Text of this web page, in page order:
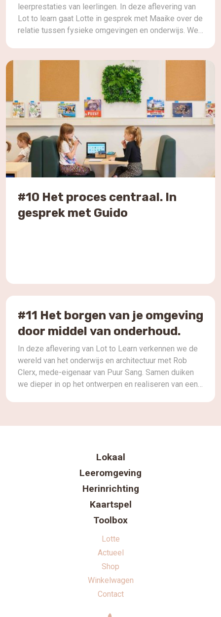
leerprestaties van leerlingen. In deze aflevering van
Lot to learn gaat Lotte in gesprek met Maaike over de
relatie tussen fysieke omgevingen en onderwijs. We
aanzienlijke impact kan hebben op het welzijn en de
#10 Het proces centraal. In
gesprek met Guido
#11 Het borgen van je omgeving
door middel van onderhoud.
In deze aflevering van Lot to Learn verkennen we de
wereld van het onderwijs en architectuur met Rob
Clerx, mede-eigenaar van Puur Sang. Samen duiken
we dieper in op het ontwerpen en realiseren van een
Lokaal
Leeromgeving
Herinrichting
Kaartspel
Toolbox
Lotte
Actueel
Shop
Winkelwagen
Contact